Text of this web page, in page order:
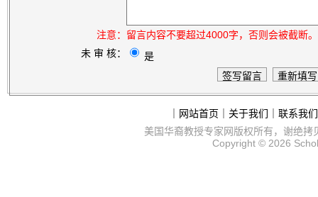
注意： 留言内容不要超过4000字，否则会被截断。
未 审 核：
是
网站首页 关于我们
联系我们
美国华裔教授专家网版权所有，谢绝拷
Copyright © 2026